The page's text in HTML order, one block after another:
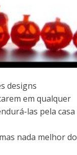
designs
em qualquer
las pela casa
nada melhor do